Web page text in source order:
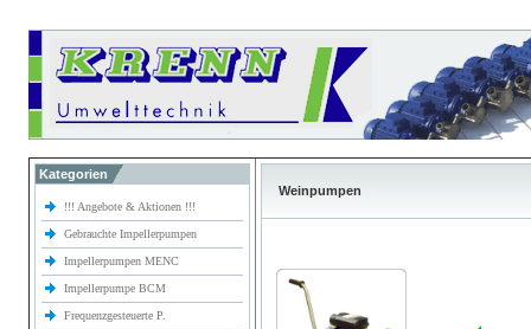
Kategorien
!!! Angebote & Aktionen !!!
Gebrauchte Impellerpumpen
Impellerpumpen MENC
Impellerpumpe BCM
Frequenzgesteuerte P.
Weinpumpen